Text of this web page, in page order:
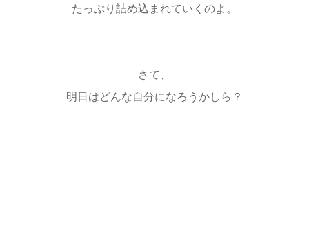
たっぷり詰め込まれていくのよ。
さて、
明日はどんな自分になろうかしら？